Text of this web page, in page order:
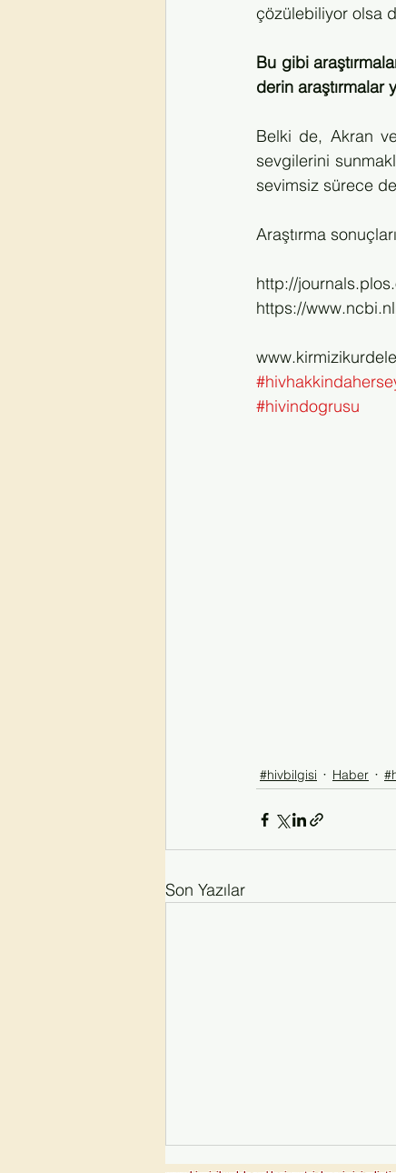
çözülebiliyor olsa
Bu gibi
derin araştırmalar
Belki de, Akran
sevgilerini
sevimsiz sürece
Araştırma
http://
https://
#hivindogrusu
#hivbilgisi Haber
Son Yazılar